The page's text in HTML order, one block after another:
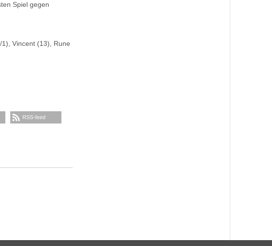
Spiel gegen
Vincent (13), Rune
RSS-feed